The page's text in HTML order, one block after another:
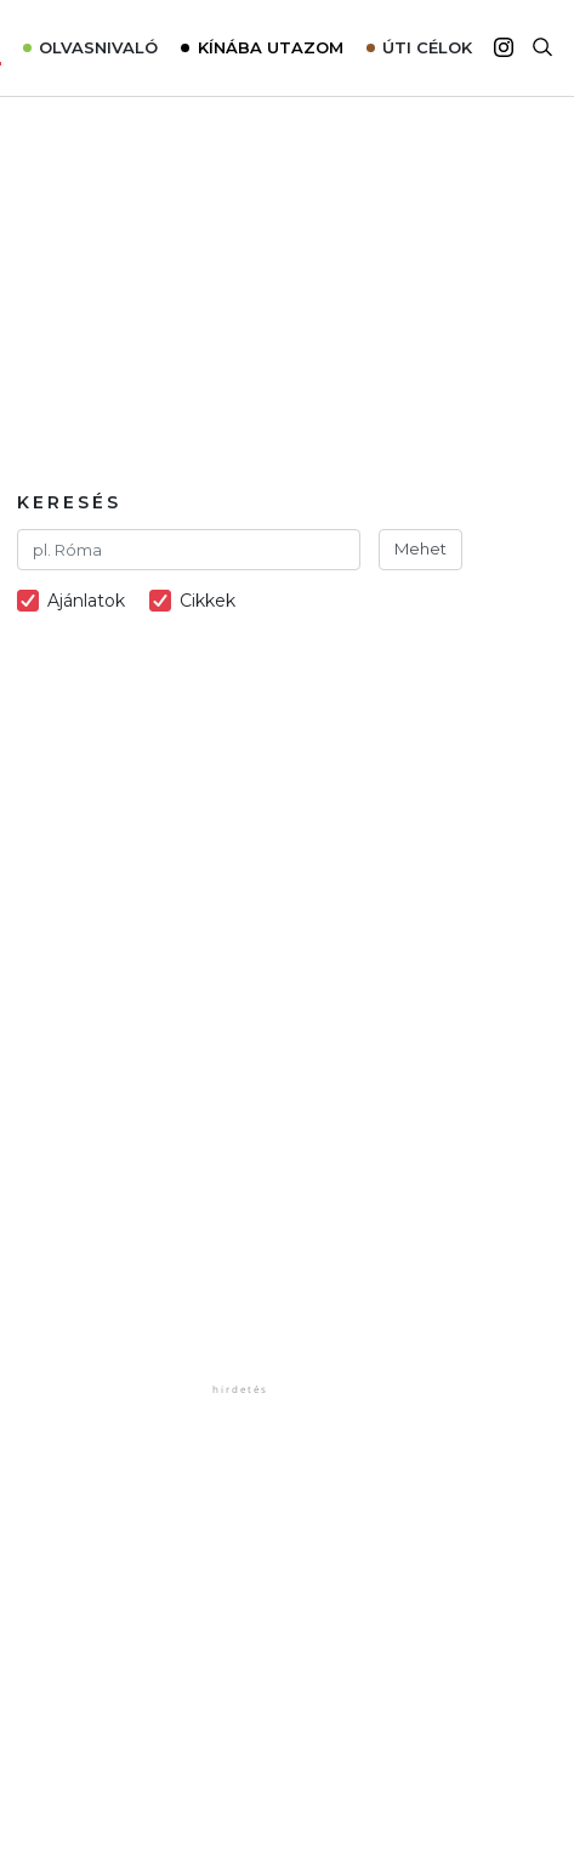
OLVASNIVALÓ KÍNÁBA UTAZOM ÚTI CÉLOK
KERESÉS
Mehet
Ajánlatok Cikkek